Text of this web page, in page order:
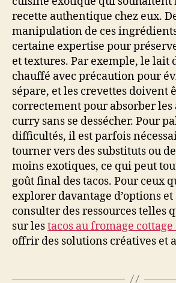
recette authentique chez eux.
manipulation de ces
certaine expertise pour
et textures. Par exemple, le lait
chauffé avec précaution pour
sépare, et les crevettes doivent
correctement pour absorber les
curry sans se dessécher. Pour
difficultés, il est parfois
tourner vers des substituts ou
moins exotiques, ce qui peut
goût final des tacos. Pour ceux
explorer davantage d’options
consulter des ressources telles
sur lestacos au fromage
offrir des solutions créatives et